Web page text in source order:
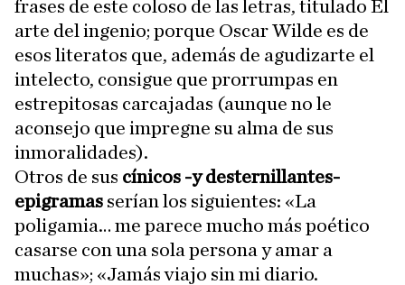
frases de este coloso de las letras, titulado El
arte del ingenio; porque Oscar Wilde es de
esos literatos que, además de agudizarte el
intelecto, consigue que prorrumpas en
estrepitosas carcajadas (aunque no le
aconsejo que impregne su alma de sus
inmoralidades).
Otros de sus cínicos -y desternillantes-
epigramas serían los siguientes: «La
poligamia… me parece mucho más poético
casarse con una sola persona y amar a
muchas»; «Jamás viajo sin mi diario.